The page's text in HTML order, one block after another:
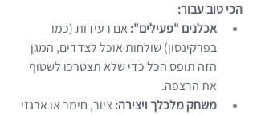
הכי טוב עבור:
אכלנים "פעילים": אם רעידות (כמו
בפרקינסון) שולחות אוכל לצדדים, המגן
הזה תופס הכל כדי שלא תצטרכו לשטוף
את הרצפה.
משחק מלכלך ויצירה: ציור, חימר או ארגזי